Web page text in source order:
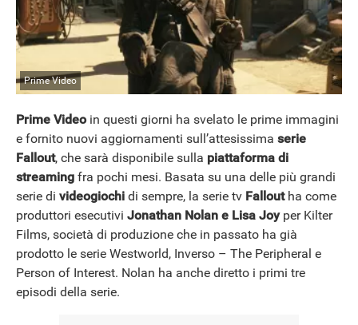
NEWS
Prime Video
Prime Videoin questi giorni ha svelato le prime immagini
e fornito nuovi aggiornamenti sull’attesissima serie
Fallout, che sarà disponibile sulla piattaforma di
streaming fra pochi mesi. Basata su una delle più grandi
serie di videogiochi di sempre, la serie tv Falloutha come
produttori esecutivi Jonathan Nolan e Lisa Joyper Kilter
Films, società di produzione che in passato ha già
prodotto le serie Westworld, Inverso – The Peripheral e
Person of Interest. Nolan ha anche diretto i primi tre
episodi della serie.